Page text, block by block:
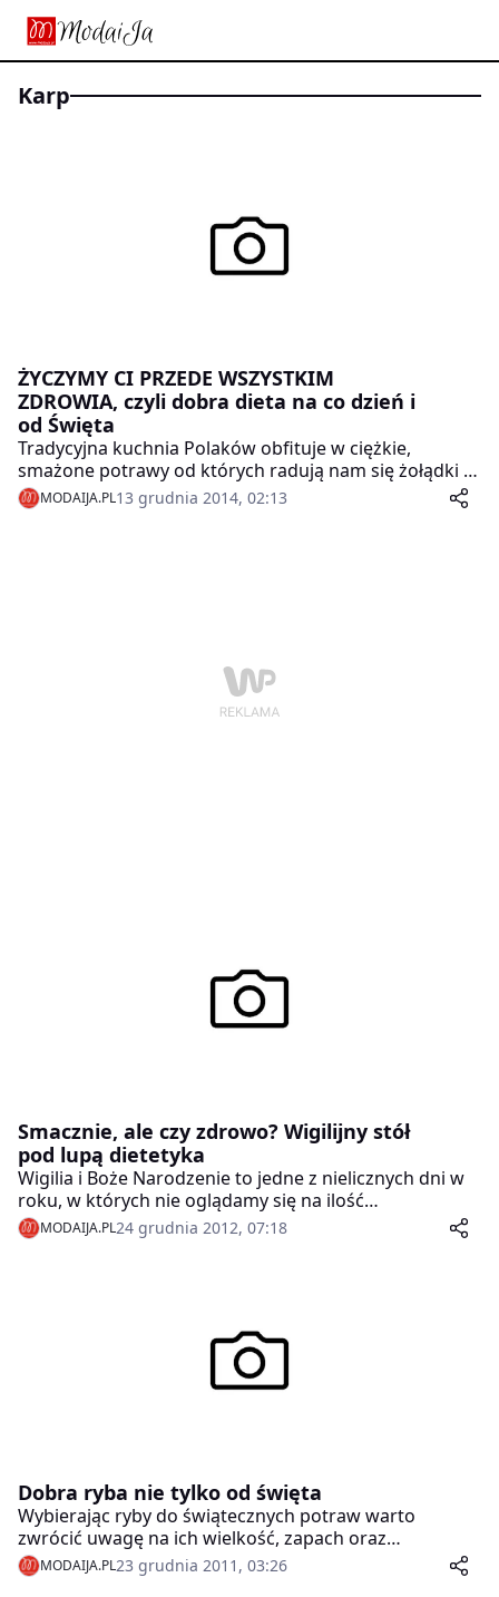
karp
ŻYCZYMY CI PRZEDE WSZYSTKIM
ZDROWIA, czyli dobra dieta na co dzień i
od Święta
Tradycyjna kuchnia Polaków obfituje w ciężkie,
smażone potrawy od których radują nam się żołądki i
kubki smakowe, a przez które cierpi zdrowie –
zwłaszcza nasze serca.
MODAIJA.PL13 grudnia 2014, 02:13
Smacznie, ale czy zdrowo? Wigilijny stół
pod lupą dietetyka
Wigilia i Boże Narodzenie to jedne z nielicznych dni w
roku, w których nie oglądamy się na ilość
spożywanych kalorii. Nawet najbardziej zawzięci i
wytrwali w przestrzeganiu diety mają problem, aby
MODAIJA.PL24 grudnia 2012, 07:18
Dobra ryba nie tylko od święta
Wybierając ryby do świątecznych potraw warto
zwrócić uwagę na ich wielkość, zapach oraz
właściwości odżywcze. Nie wszystkie bowiem gatunki
są zdrowe i nadają się do częstego spożywania.
MODAIJA.PL23 grudnia 2011, 03:26